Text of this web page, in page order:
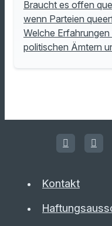
Braucht es offen
wenn Parteien
Welche
politischen Ämtern
Kontakt